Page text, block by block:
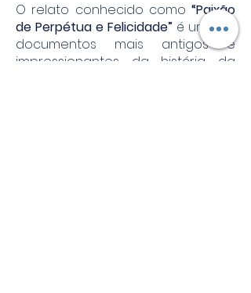
O relato conhecido como “Paixão
de Perpétua e Felicidade” é um dos
documentos mais antigos e
impressionantes da história da